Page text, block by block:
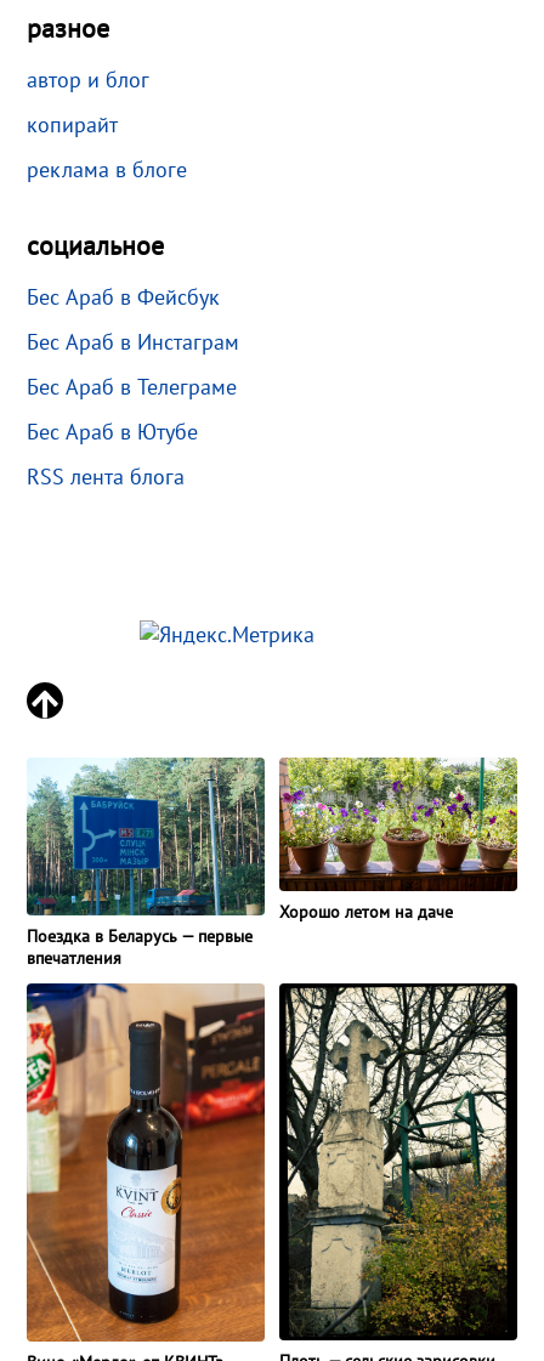
разное
автор и блог
копирайт
реклама в блоге
социальное
Бес Араб в Фейсбук
Бес Араб в Инстаграм
Бес Араб в Телеграме
Бес Араб в Ютубе
RSS лента блога
Поездка в Беларусь — первые
впечатления
Хорошо летом на даче